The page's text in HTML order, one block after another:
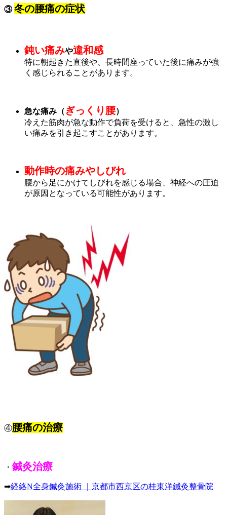
③冬の腰痛の症状
鈍い痛みや違和感
特に朝起きた直後や、長時間座っていた後に痛みが強
く感じられることがあります。
急な痛み（ ぎっくり腰）
冷えた筋肉が急な動作で負荷を受けると、急性の激し
い痛みを引き起こすことがあります。
動作時の痛みやしびれ
腰から足にかけてしびれを感じる場合、神経への圧迫
が原因となっている可能性があります。
④腰痛の治療
・ 鍼灸治療
➡経絡N全身鍼灸施術 ｜京都市西京区の桂東洋鍼灸整骨院